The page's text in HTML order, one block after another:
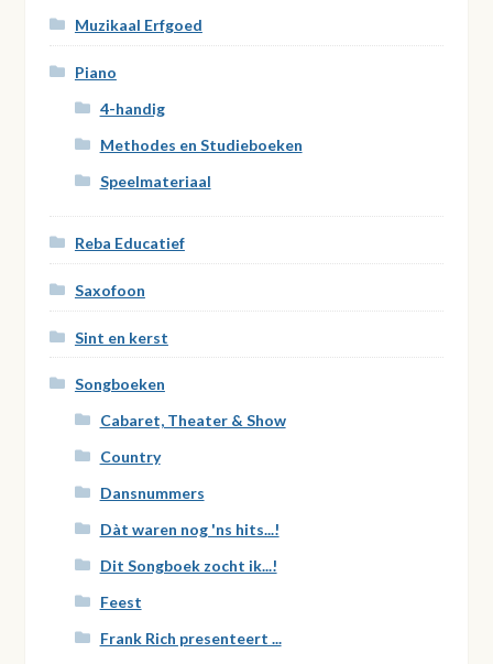
Muzikaal Erfgoed
Piano
4-handig
Methodes en Studieboeken
Speelmateriaal
Reba Educatief
Saxofoon
Sint en kerst
Songboeken
Cabaret, Theater & Show
Country
Dansnummers
Dàt waren nog 'ns hits...!
Dit Songboek zocht ik...!
Feest
Frank Rich presenteert ...